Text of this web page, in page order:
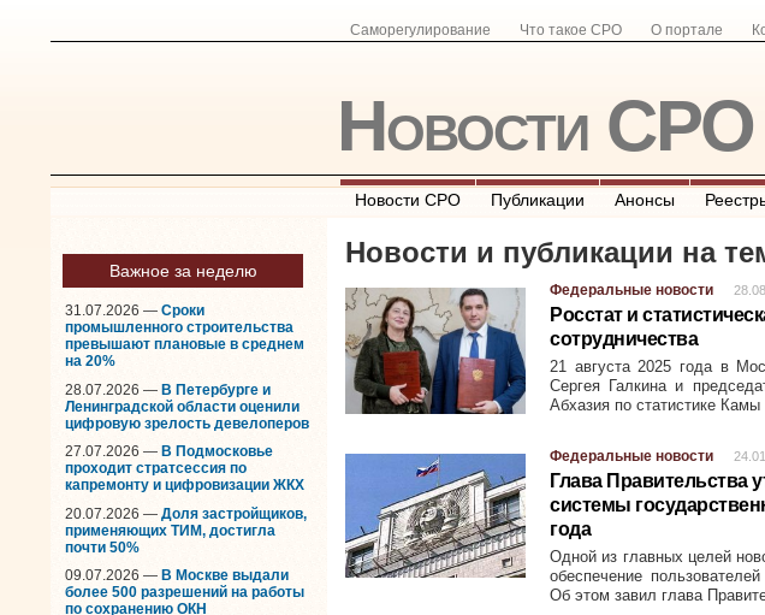
Саморегулирование Что такое СРО О портале
Новости СРО
Новости СРО Публикации Анонсы
Важное за неделю
31.07.2026 — Сроки
промышленного строительства
превышают плановые в среднем
на 20%
28.07.2026 — В Петербурге и
Ленинградской области оценили
цифровую зрелость девелоперов
27.07.2026 — В Подмосковье
проходит стратсессия по
капремонту и цифровизации ЖКХ
20.07.2026 — Доля застройщиков,
применяющих ТИМ, достигла
почти 50%
09.07.2026 — В Москве выдали
более 500 разрешений на работы
по сохранению ОКН
Новости и публикации на
Федеральные новости
Росстат и
сотрудничества
21 августа 2025 года в
Сергея Галкина и
Абхазия по статистике Камы
Федеральные новости
Глава Правительства
системы
года
Одной из главных целей
обеспечение
Об этом завил глава